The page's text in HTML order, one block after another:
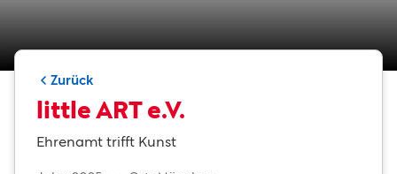
Zurück
little ART e.V.
Ehrenamt trifft Kunst